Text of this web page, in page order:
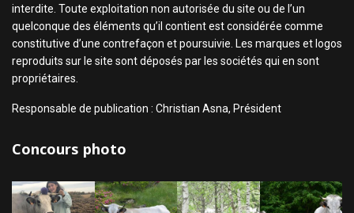
interdite. Toute exploitation non autorisée du site ou de l’un
quelconque des éléments qu’il contient est considérée comme
constitutive d’une contrefaçon et poursuivie. Les marques et logos
reproduits sur le site sont déposés par les sociétés qui en sont
propriétaires.
Responsable de publication : Christian Asna, Président
Concours photo